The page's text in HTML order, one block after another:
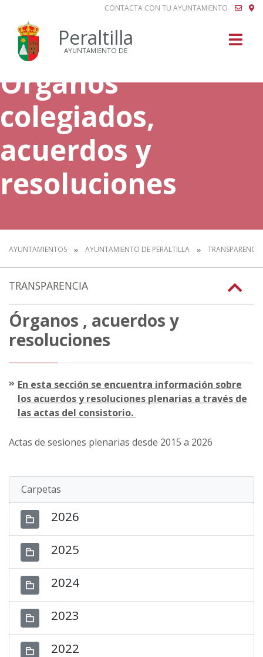
CONTACTA CON TU AYUNTAMIENTO
Peraltilla
AYUNTAMIENTO DE
Órganos
colegiados,
acuerdos y
resoluciones
AYUNTAMIENTOS AYUNTAMIENTO DE PERALTILLA TRANSPARENCIA
TRANSPARENCIA
Órganos , acuerdos y
resoluciones
En esta sección se encuentra información sobre
los acuerdos y resoluciones plenarias a través de
las actas del consistorio.
Actas de sesiones plenarias desde 2015 a 2026
Carpetas
2026
2025
2024
2023
2022